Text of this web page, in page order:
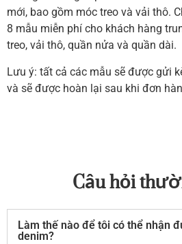
mới, bao gồm móc treo và vải thô.
8 mẫu miễn phí cho khách hàng
treo, vải thô, quần nửa và quần dài.
Lưu ý: tất cả các mẫu sẽ được gửi
và sẽ được hoàn lại sau khi đơn
Câu hỏi
Làm thế nào để tôi có thể nhận
denim?